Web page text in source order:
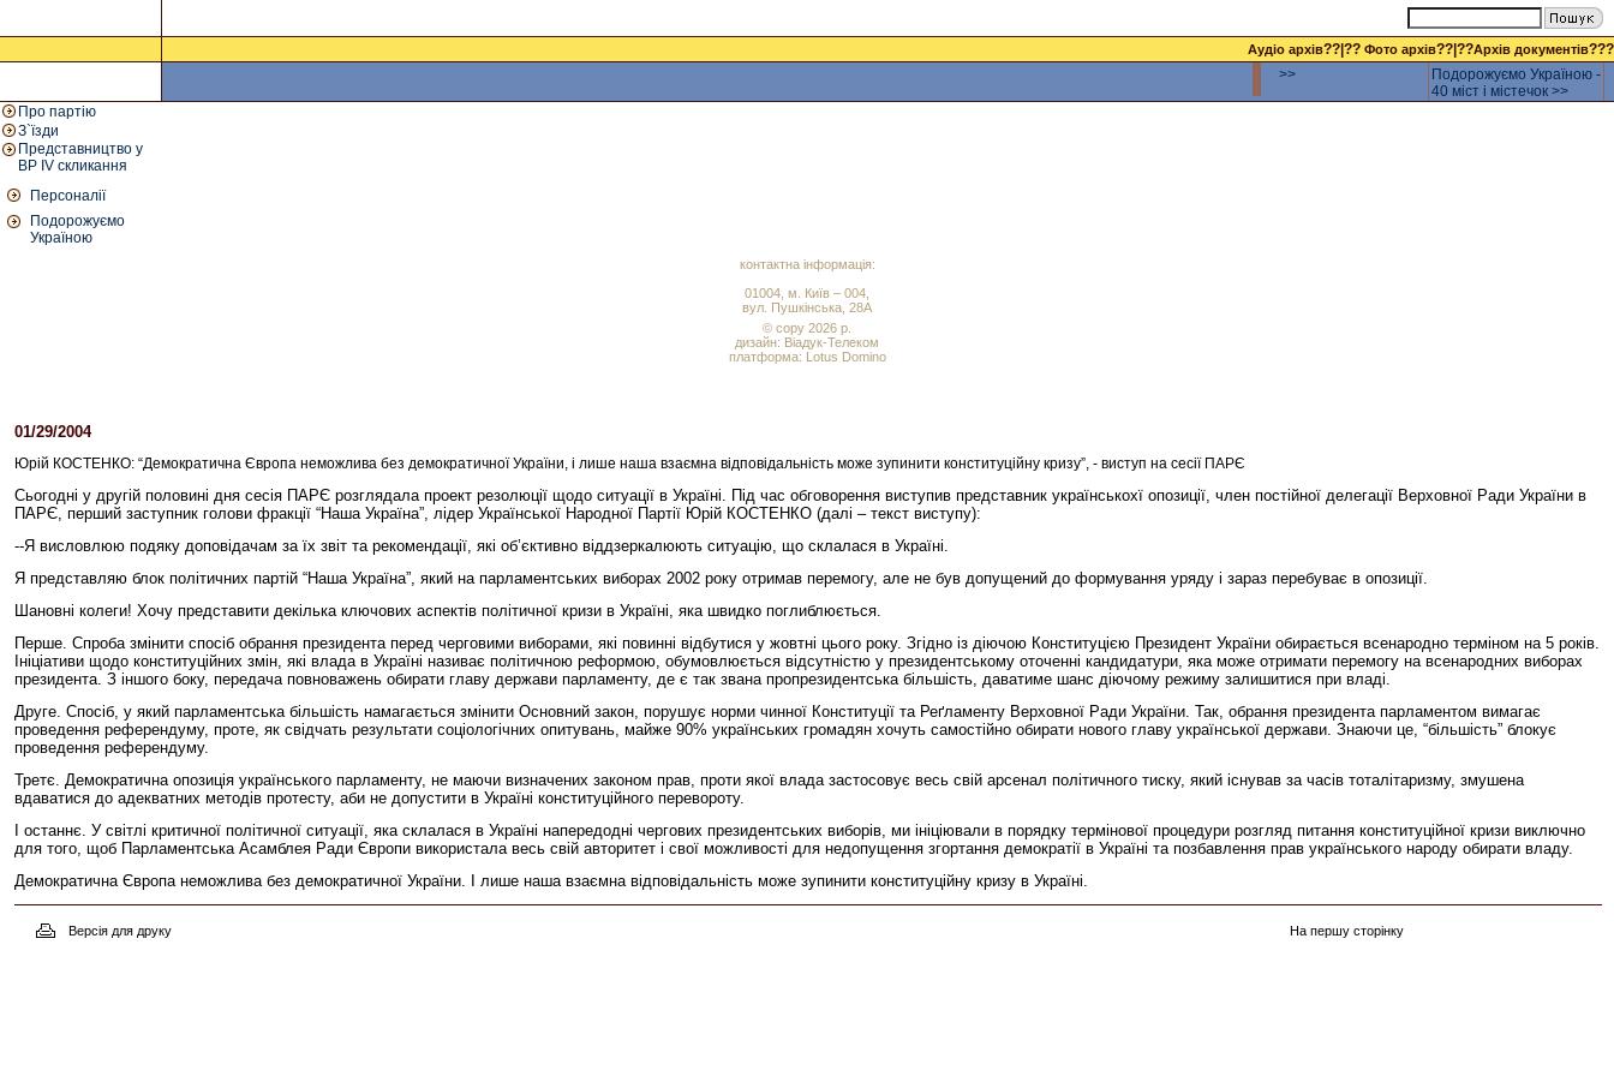
Аудіо архів??|?? Фото архів??|??Архів документів???
>>
Подорожуємо Україною -
40 міст і містечок >>
Про партію
З`їзди
Представництво у
ВР IV скликання
Персоналії
Подорожуємо
Україною
контактна інформація:
01004, м. Київ – 004,
вул. Пушкінська, 28А
© copy 2026 р.
дизайн: Віадук-Телеком
платформа: Lotus Domino
01/29/200407:33 PM
Юрій КОСТЕНКО: “Демократична Європа неможлива без демократичної України, і лише наша взаємна відповідальність може зупинити конституційну кризу”, - виступ на сесії ПАРЄ
Сьогодні у другій половині дня сесія ПАРЄ розглядала проект резолюції щодо ситуації в Україні. Під час обговорення виступив представник українськохї опозиції, член постійної делегації Верховної Ради України в
ПАРЄ, перший заступник голови фракції “Наша Україна”, лідер Української Народної Партії Юрій КОСТЕНКО (далі – текст виступу):
--Я висловлюю подяку доповідачам за їх звіт та рекомендації, які об’єктивно віддзеркалюють ситуацію, що склалася в Україні.
Я представляю блок політичних партій “Наша Україна”, який на парламентських виборах 2002 року отримав перемогу, але не був допущений до формування уряду і зараз перебуває в опозиції.
Шановні колеги! Хочу представити декілька ключових аспектів політичної кризи в Україні, яка швидко поглиблюється.
Перше. Спроба змінити спосіб обрання президента перед черговими виборами, які повинні відбутися у жовтні цього року. Згідно із діючою Конституцією Президент України обирається всенародно терміном на 5 років.
Ініціативи щодо конституційних змін, які влада в Україні називає політичною реформою, обумовлюється відсутністю у президентському оточенні кандидатури, яка може отримати перемогу на всенародних виборах
президента. З іншого боку, передача повноважень обирати главу держави парламенту, де є так звана пропрезидентська більшість, даватиме шанс діючому режиму залишитися при владі.
Друге. Спосіб, у який парламентська більшість намагається змінити Основний закон, порушує норми чинної Конституції та Реґламенту Верховної Ради України. Так, обрання президента парламентом вимагає
проведення референдуму, проте, як свідчать результати соціологічних опитувань, майже 90% українських громадян хочуть самостійно обирати нового главу української держави. Знаючи це, “більшість” блокує
проведення референдуму.
Третє. Демократична опозиція українського парламенту, не маючи визначених законом прав, проти якої влада застосовує весь свій арсенал політичного тиску, який існував за часів тоталітаризму, змушена
вдаватися до адекватних методів протесту, аби не допустити в Україні конституційного перевороту.
І останнє. У світлі критичної політичної ситуації, яка склалася в Україні напередодні чергових президентських виборів, ми ініціювали в порядку термінової процедури розгляд питання конституційної кризи виключно
для того, щоб Парламентська Асамблея Ради Європи використала весь свій авторитет і свої можливості для недопущення згортання демократії в Україні та позбавлення прав українського народу обирати владу.
Демократична Європа неможлива без демократичної України. І лише наша взаємна відповідальність може зупинити конституційну кризу в Україні.
Версія для друку На першу сторінку